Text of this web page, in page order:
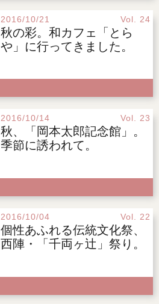
2016/10/21 Vol. 24
秋の彩。和カフェ「とら
や」に行ってきました。
2016/10/14 Vol. 23
秋、「岡本太郎記念館」。
季節に誘われて。
2016/10/04 Vol. 22
個性あふれる伝統文化祭、
西陣・「千両ヶ辻」祭り。